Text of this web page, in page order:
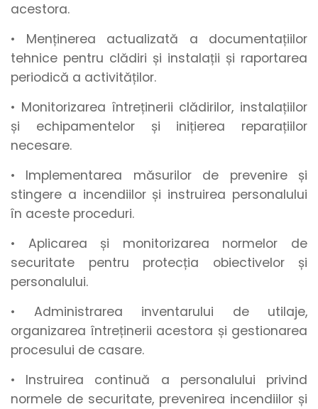
acestora.
• Menținerea actualizată a documentațiilor
tehnice pentru clădiri și instalații și raportarea
periodică a activităților.
• Monitorizarea întreținerii clădirilor, instalațiilor
și echipamentelor și inițierea reparațiilor
necesare.
• Implementarea măsurilor de prevenire și
stingere a incendiilor și instruirea personalului
în aceste proceduri.
• Aplicarea și monitorizarea normelor de
securitate pentru protecția obiectivelor și
personalului.
• Administrarea inventarului de utilaje,
organizarea întreținerii acestora și gestionarea
procesului de casare.
• Instruirea continuă a personalului privind
normele de securitate, prevenirea incendiilor și